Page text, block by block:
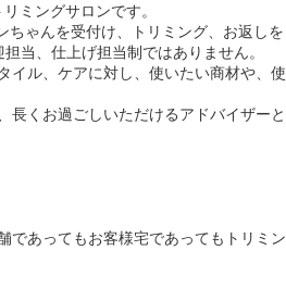
ミングサロンです。
ゃんを受付け、トリミング、お返しを
当、仕上げ担当制ではありません。
イル、ケアに対し、使いたい商材や、使
長くお過ごしいただけるアドバイザーと
であってもお客様宅であってもトリミン